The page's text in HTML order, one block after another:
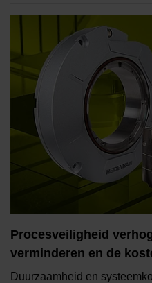
Procesveiligheid
verminderen en de
Duurzaamheid en